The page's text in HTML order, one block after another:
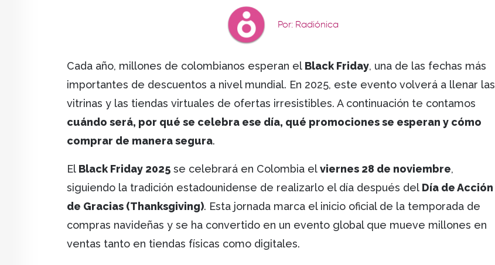
Por: Radiónica
Cada año, millones de colombianos esperan el Black Friday, una de las fechas más
importantes de descuentos a nivel mundial. En 2025, este evento volverá a llenar las
vitrinas y las tiendas virtuales de ofertas irresistibles. A continuación te contamos
cuándo será, por qué se celebra ese día, qué promociones se esperan y cómo
comprar de manera segura.
El Black Friday 2025 se celebrará en Colombia elviernes 28 de noviembre,
siguiendo la tradición estadounidense de realizarlo el día después del Día de Acción
de Gracias (Thanksgiving). Esta jornada marca el inicio oficial de la temporada de
compras navideñas y se ha convertido en un evento global que mueve millones en
ventas tanto en tiendas físicas como digitales.